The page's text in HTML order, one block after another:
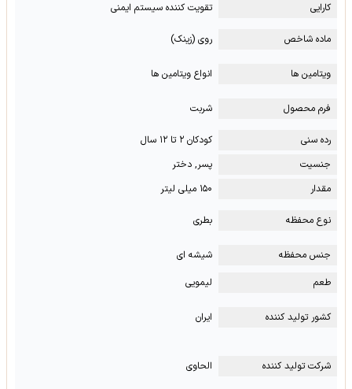
کارایی
تقویت کننده سیستم ایمنی
ماده شاخص روی (زینک)
ویتامین ها انواع ویتامین ها
فرم محصول شربت
رده سنی
کودکان ۲ تا ۱۲ سال
جنسیت
پسر, دختر
مقدار
۱۵۰ میلی لیتر
نوع محفظه بطری
جنس محفظه
شیشه ای
طعم
لیمویی
کشور تولید کننده ایران
شرکت تولید کننده الحاوی